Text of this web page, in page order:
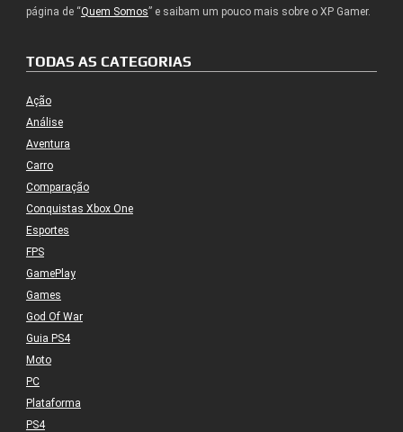
página de “Quem Somos” e saibam um pouco mais sobre o XP Gamer.
TODAS AS CATEGORIAS
Ação
Análise
Aventura
Carro
Comparação
Conquistas Xbox One
Esportes
FPS
GamePlay
Games
God Of War
Guia PS4
Moto
PC
Plataforma
PS4